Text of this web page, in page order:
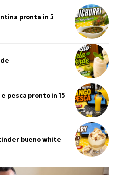
pronta in 5
pesca pronto in 15
bueno white